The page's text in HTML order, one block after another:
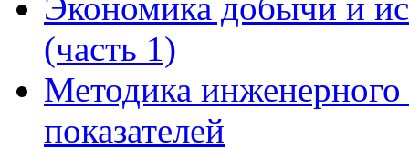
(часть 1)
Методика инженерного
показателей